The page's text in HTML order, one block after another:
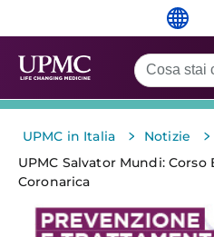
UPMC in Italia > Notizie >
UPMC Salvator Mundi: Corso
Coronarica